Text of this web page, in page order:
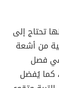
تحتاج إلى
من أشعة
في فصل
كما يُفضل